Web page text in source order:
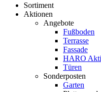
Sortiment
Aktionen
Angebote
Fußboden
Terrasse
Fassade
HARO
Türen
Sonderposten
Garten